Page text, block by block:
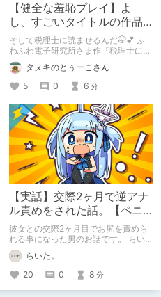
【健全な羞恥プレイ】よ
し、すごいタイトルの作品
をまた買おう。【湧き上が
る不健全な気持ち】
そして税理士に読ませるんだ🤭💕 ふ
わふわ電子研究所さま作『税理士に購
入履歴読まれるボイス』の感想レビュ
ーです！タヌキのとぅーこさん
5
0 6 分
【実話】交際2ヶ月で逆アナ
ル責めをされた話。【ペニ
バン】
彼女との交際2ヶ月目でお尻を責めら
れる事になった男のお話です。 らい
た。のエチエチ体験談#2【逆アナ
ル】 らいた。
20
0 8 分